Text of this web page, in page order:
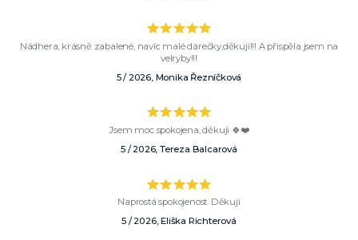
Nádhera, krásně zabalené, navíc malé dárečky,děkuji!!! A přispěla jsem na
velryby!!!
5 / 2026, Monika Řezníčková
Jsem moc spokojena, děkuji 🍀❤️
5 / 2026, Tereza Balcarová
Naprostá spokojenost. Děkuji
5 / 2026, Eliška Richterová